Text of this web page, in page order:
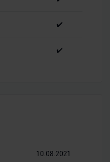
✔️
✔️
10.08.2021